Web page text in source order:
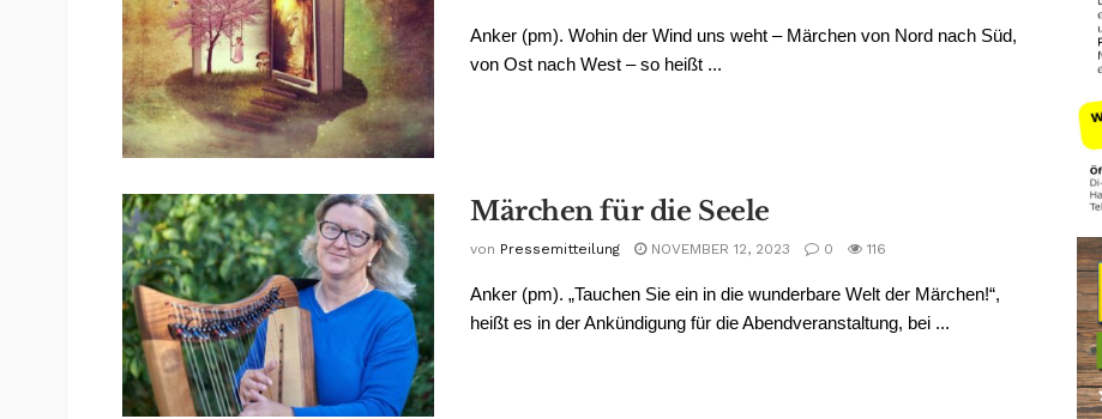
Anker (pm). Wohin der Wind uns weht – Märchen von Nord nach Süd,
von Ost nach West – so heißt ...
Märchen für die Seele
von Pressemitteilung NOVEMBER 12, 2023 0 116
Anker (pm). „Tauchen Sie ein in die wunderbare Welt der Märchen!“,
heißt es in der Ankündigung für die Abendveranstaltung, bei ...